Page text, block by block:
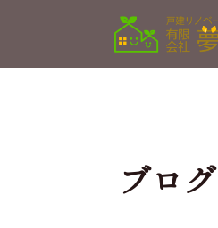
ブログ